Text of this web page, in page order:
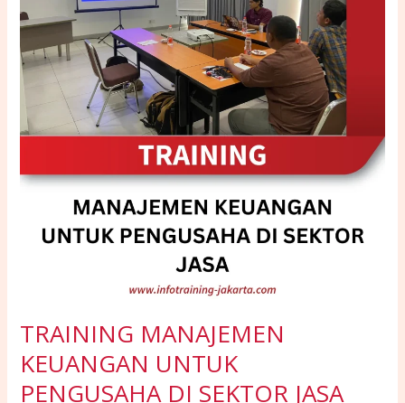
TRAINING MANAJEMEN
KEUANGAN UNTUK
PENGUSAHA DI SEKTOR JASA
PENGUSAHA
DI
SEKTOR
JASA